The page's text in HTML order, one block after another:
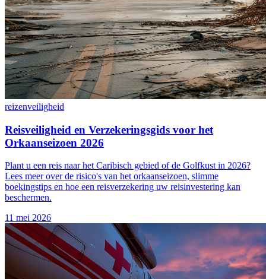
reizenveiligheid
Reisveiligheid en Verzekeringsgids voor het
Orkaanseizoen 2026
Plant u een reis naar het Caribisch gebied of de Golfkust in 2026?
Lees meer over de risico's van het orkaanseizoen, slimme
boekingstips en hoe een reisverzekering uw reisinvestering kan
beschermen.
11 mei 2026